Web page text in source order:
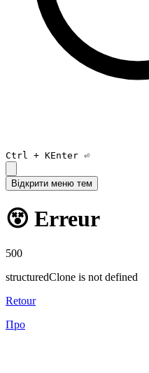
Ctrl + KEnter ⏎
Відкрити меню тем
😵 Erreur
500
structuredClone is not defined
Retour
Про